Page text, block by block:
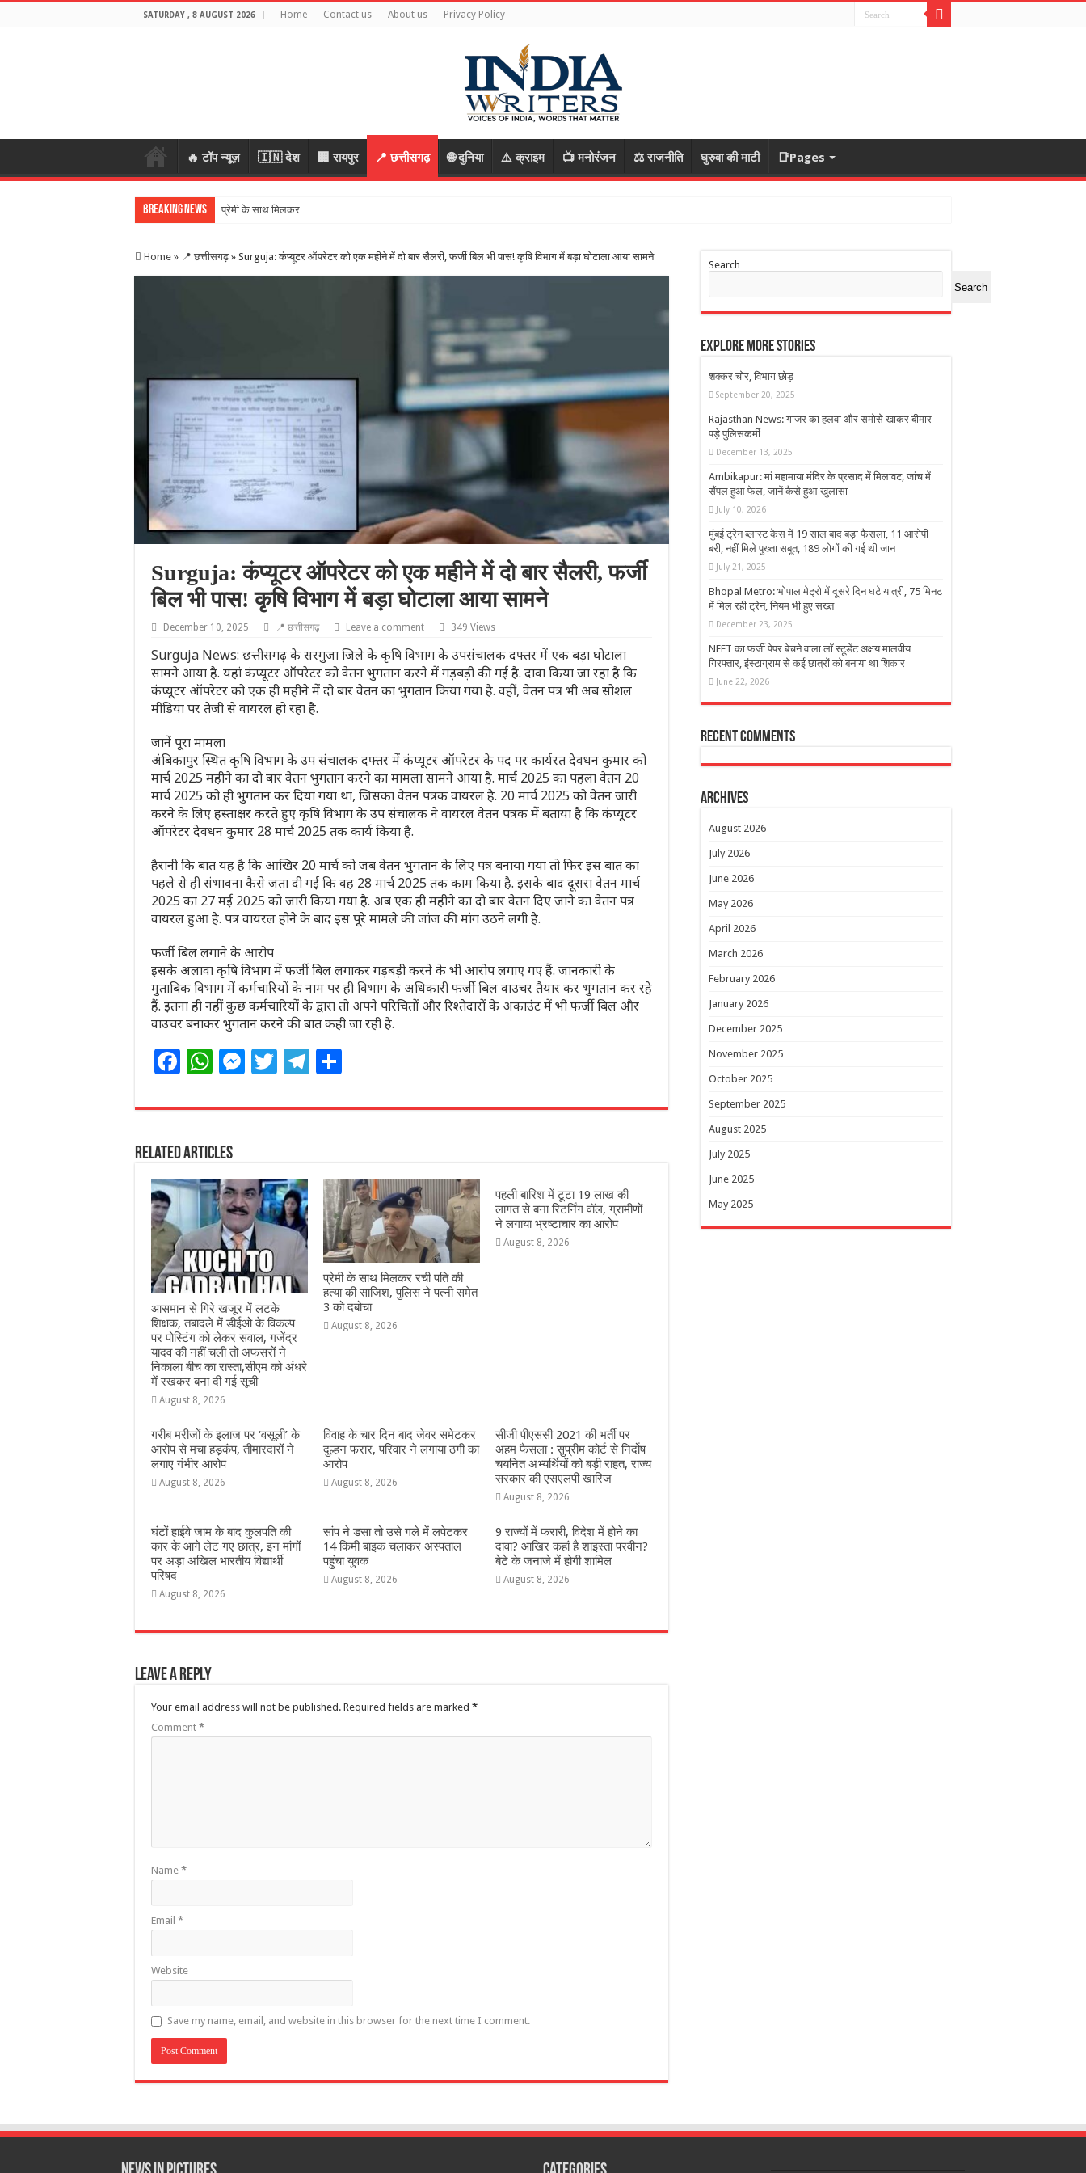
SATURDAY , 8 AUGUST 2026 Home Contact us About us Privacy Policy
🔥 टॉप न्यूज़ 🇮🇳 देश 🏢 रायपुर 📍 छत्तीसगढ़ 🌐 दुनिया ⚠️ क्राइम 📺 मनोरंजन ⚖️ राजनीति घुरुवा की माटी 📑Pages
Breaking News प्रेमी के साथ मिलकर रची पति की हत्या की साजिश, पुलिस ने पत्
Home » 📍 छत्तीसगढ़ » Surguja: कंप्यूटर ऑपरेटर को एक महीने में दो बार सैलरी, फर्जी बिल भी पास! कृषि विभाग में बड़ा घोटाला आया सामने
Surguja: कंप्यूटर ऑपरेटर को एक महीने में दो बार सैलरी, फर्जी
बिल भी पास! कृषि विभाग में बड़ा घोटाला आया सामने
December 10, 2025 📍 छत्तीसगढ़ Leave a comment 349 Views
Surguja News: छत्तीसगढ़ के सरगुजा जिले के कृषि विभाग के उपसंचालक दफ्तर में एक बड़ा घोटाला
सामने आया है. यहां कंप्यूटर ऑपरेटर को वेतन भुगतान करने में गड़बड़ी की गई है. दावा किया जा रहा है कि
कंप्यूटर ऑपरेटर को एक ही महीने में दो बार वेतन का भुगतान किया गया है. वहीं, वेतन पत्र भी अब सोशल
मीडिया पर तेजी से वायरल हो रहा है.
जानें पूरा मामला
अंबिकापुर स्थित कृषि विभाग के उप संचालक दफ्तर में कंप्यूटर ऑपरेटर के पद पर कार्यरत देवधन कुमार को
मार्च 2025 महीने का दो बार वेतन भुगतान करने का मामला सामने आया है. मार्च 2025 का पहला वेतन 20
मार्च 2025 को ही भुगतान कर दिया गया था, जिसका वेतन पत्रक वायरल है. 20 मार्च 2025 को वेतन जारी
करने के लिए हस्ताक्षर करते हुए कृषि विभाग के उप संचालक ने वायरल वेतन पत्रक में बताया है कि कंप्यूटर
ऑपरेटर देवधन कुमार 28 मार्च 2025 तक कार्य किया है.
हैरानी कि बात यह है कि आखिर 20 मार्च को जब वेतन भुगतान के लिए पत्र बनाया गया तो फिर इस बात का
पहले से ही संभावना कैसे जता दी गई कि वह 28 मार्च 2025 तक काम किया है. इसके बाद दूसरा वेतन मार्च
2025 का 27 मई 2025 को जारी किया गया है. अब एक ही महीने का दो बार वेतन दिए जाने का वेतन पत्र
वायरल हुआ है. पत्र वायरल होने के बाद इस पूरे मामले की जांज की मांग उठने लगी है.
फर्जी बिल लगाने के आरोप
इसके अलावा कृषि विभाग में फर्जी बिल लगाकर गड़बड़ी करने के भी आरोप लगाए गए हैं. जानकारी के
मुताबिक विभाग में कर्मचारियों के नाम पर ही विभाग के अधिकारी फर्जी बिल वाउचर तैयार कर भुगतान कर रहे
हैं. इतना ही नहीं कुछ कर्मचारियों के द्वारा तो अपने परिचितों और रिश्तेदारों के अकाउंट में भी फर्जी बिल और
वाउचर बनाकर भुगतान करने की बात कही जा रही है.
F
c
e
b
o
o
k
W
at
s
A
p
p
M
ss
g
e
r
T
itt
T
e
m
ar
Related Articles
आसमान से गिरे खजूर में लटके
शिक्षक, तबादले में डीईओ के विकल्प
पर पोस्टिंग को लेकर सवाल, गजेंद्र
यादव की नहीं चली तो अफसरों ने
निकाला बीच का रास्ता,सीएम को अंधरे
में रखकर बना दी गई सूची
August 8, 2026
प्रेमी के साथ मिलकर रची पति की
हत्या की साजिश, पुलिस ने पत्नी समेत
3 को दबोचा
August 8, 2026
पहली बारिश में टूटा 19 लाख की
लागत से बना रिटर्निंग वॉल, ग्रामीणों
ने लगाया भ्रष्टाचार का आरोप
August 8, 2026
गरीब मरीजों के इलाज पर ‘वसूली’ के
आरोप से मचा हड़कंप, तीमारदारों ने
लगाए गंभीर आरोप
August 8, 2026
विवाह के चार दिन बाद जेवर समेटकर
दुल्हन फरार, परिवार ने लगाया ठगी का
आरोप
August 8, 2026
सीजी पीएससी 2021 की भर्ती पर
अहम फैसला : सुप्रीम कोर्ट से निर्दोष
चयनित अभ्यर्थियों को बड़ी राहत, राज्य
सरकार की एसएलपी खारिज
August 8, 2026
घंटों हाईवे जाम के बाद कुलपति की
कार के आगे लेट गए छात्र, इन मांगों
पर अड़ा अखिल भारतीय विद्यार्थी
परिषद
August 8, 2026
सांप ने डसा तो उसे गले में लपेटकर
14 किमी बाइक चलाकर अस्पताल
पहुंचा युवक
August 8, 2026
9 राज्‍यों में फरारी, व‍िदेश में होने का
दावा? आख‍िर कहां है शाइस्‍ता परवीन?
बेटे के जनाजे में होगी शामिल
August 8, 2026
Leave a Reply
Your email address will not be published. Required fields are marked *
Comment *
Name *
Email *
Website
Save my name, email, and website in this browser for the next time I comment.
Search
Search
Explore More Stories
शक्कर चोर, विभाग छोड़
September 20, 2025
Rajasthan News: गाजर का हलवा और समोसे खाकर बीमार
पड़े पुलिसकर्मी
December 13, 2025
Ambikapur: मां महामाया मंदिर के प्रसाद में मिलावट, जांच में
सैंपल हुआ फेल, जानें कैसे हुआ खुलासा
July 10, 2026
मुंबई ट्रेन ब्लास्ट केस में 19 साल बाद बड़ा फैसला, 11 आरोपी
बरी, नहीं मिले पुख्ता सबूत, 189 लोगों की गई थी जान
July 21, 2025
Bhopal Metro: भोपाल मेट्रो में दूसरे दिन घटे यात्री, 75 मिनट
में मिल रही ट्रेन, नियम भी हुए सख्त
December 23, 2025
NEET का फर्जी पेपर बेचने वाला लॉ स्टूडेंट अक्षय मालवीय
गिरफ्तार, इंस्टाग्राम से कई छात्रों को बनाया था शिकार
June 22, 2026
Recent Comments
Archives
August 2026
July 2026
June 2026
May 2026
April 2026
March 2026
February 2026
January 2026
December 2025
November 2025
October 2025
September 2025
August 2025
July 2025
June 2025
May 2025